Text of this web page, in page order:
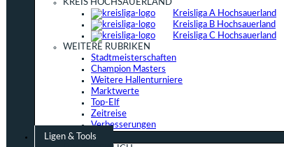
KREIS HOCHSAUERLAND
Kreisliga A Hochsauerland
Kreisliga B Hochsauerland
Kreisliga C Hochsauerland
WEITERE RUBRIKEN
Stadtmeisterschaften
Champion Masters
Weitere Hallenturniere
Marktwerte
Top-Elf
Zeitreise
Verbesserungen
Ligen & Tools